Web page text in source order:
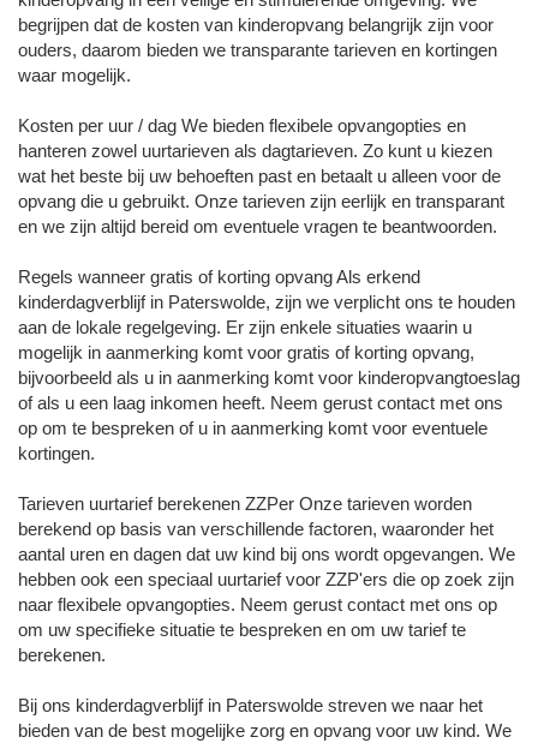
begrijpen dat de kosten van kinderopvang belangrijk zijn voor
ouders, daarom bieden we transparante tarieven en kortingen
waar mogelijk.
Kosten per uur / dag We bieden flexibele opvangopties en
hanteren zowel uurtarieven als dagtarieven. Zo kunt u kiezen
wat het beste bij uw behoeften past en betaalt u alleen voor de
opvang die u gebruikt. Onze tarieven zijn eerlijk en transparant
en we zijn altijd bereid om eventuele vragen te beantwoorden.
Regels wanneer gratis of korting opvang Als erkend
kinderdagverblijf in Paterswolde, zijn we verplicht ons te houden
aan de lokale regelgeving. Er zijn enkele situaties waarin u
mogelijk in aanmerking komt voor gratis of korting opvang,
bijvoorbeeld als u in aanmerking komt voor kinderopvangtoeslag
of als u een laag inkomen heeft. Neem gerust contact met ons
op om te bespreken of u in aanmerking komt voor eventuele
kortingen.
Tarieven uurtarief berekenen ZZPer Onze tarieven worden
berekend op basis van verschillende factoren, waaronder het
aantal uren en dagen dat uw kind bij ons wordt opgevangen. We
hebben ook een speciaal uurtarief voor ZZP'ers die op zoek zijn
naar flexibele opvangopties. Neem gerust contact met ons op
om uw specifieke situatie te bespreken en om uw tarief te
berekenen.
Bij ons kinderdagverblijf in Paterswolde streven we naar het
bieden van de best mogelijke zorg en opvang voor uw kind. We